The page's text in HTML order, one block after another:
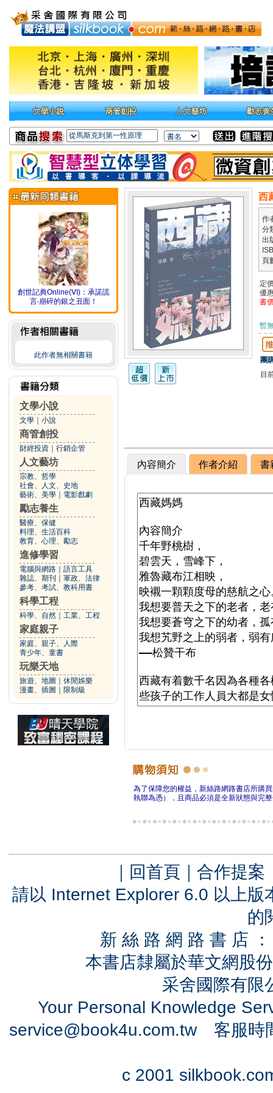
創世記典Online(ⅤI)：承諾謊
言‧崩碎的銀之丑面！
此作者無相關書籍
文學小說
文學 小說
商管創投
財經投資 行銷企管
人文藝坊
宗教、哲學
社會、人文、史地
藝術、美學
電影戲劇
勵志養生
醫療、保健
料理、生活百科
教育、心理、勵志
進修學習
電腦與網路
語言工具
雜誌、期刊
軍政、法律
參考、考試、教科用書
科學工程
科學、自然 工業、工程
家庭親子
家庭、親子、人際
青少年、童書
玩樂天地
旅遊、地圖
休閒娛樂
漫畫、插圖
限制級
西
作
分
出
頁
定
優
書
暫
團
目
內容簡介 作者介紹 書
為了保障您的權益，新絲路網路書店所購
執聯為憑），且商品必須是全新狀態與完
｜ 回首頁 ｜ 合作提案
請以 Internet Explorer 6.0 以上
的
新 絲 路 網 路 書 店
本書店隸屬於華文網股
采舍國際有
Your Personal Knowledge
service@book4u.com.tw客服時
c 2001